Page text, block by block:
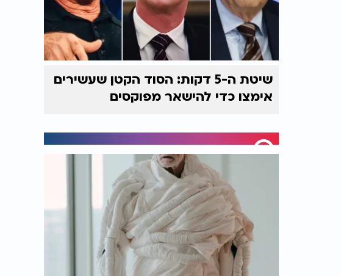
שיטת ה-5 דקות: הסוד הקטן שעשירים
אימצו כדי להישאר מפוקסים